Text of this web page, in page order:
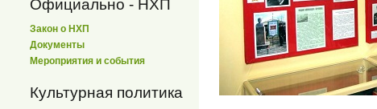
Официально - НХП
Закон о НХП
Документы
Мероприятия и события
Культурная политика